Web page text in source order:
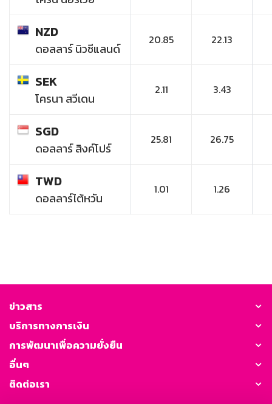
NZD
ดอลลาร์ นิวซีแลนด์
20.85 22.13
SEK
โครนา สวีเดน
2.11 3.43
SGD
ดอลลาร์ สิงค์โปร์
25.81 26.75
TWD
ดอลลาร์ไต้หวัน
1.01 1.26
ข่าวสาร
บริการทางการเงิน
การพัฒนาเพื่อความยั่งยืน
อื่นๆ
ติดต่อเรา